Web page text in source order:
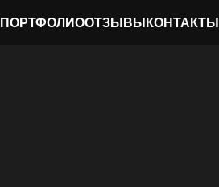
ПОРТФОЛИООТЗЫВЫКОНТАКТЫ